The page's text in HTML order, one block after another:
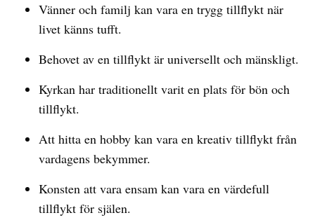
Vänner och familj kan vara en trygg tillflykt när
livet känns tufft.
Behovet av en tillflykt är universellt och mänskligt.
Kyrkan har traditionellt varit en plats för bön och
tillflykt.
Att hitta en hobby kan vara en kreativ tillflykt från
vardagens bekymmer.
Konsten att vara ensam kan vara en värdefull
tillflykt för själen.